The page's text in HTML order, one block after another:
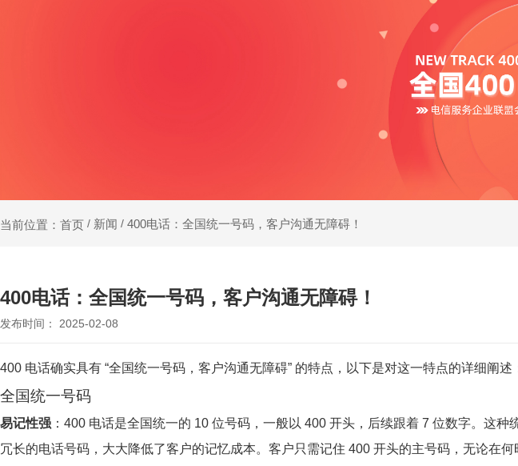
当前位置：首页 / 新闻 / 400电话：全国统一号码，客户沟通无障碍！
400电话：全国统一号码，客户沟通无障碍！
发布时间： 2025-02-08
400 电话确实具有 “全国统一号码，客户沟通无障碍” 的特点，以下是对这一特点的详细阐述
全国统一号码
易记性强 ：400 电话是全国统一的 10 位号码，一般以 400 开头，后续跟着 7 位数字。这
冗长的电话号码，大大降低了客户的记忆成本。客户只需记住 400 开头的主号码，无论在何